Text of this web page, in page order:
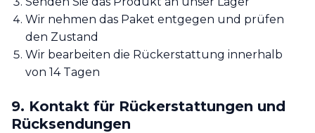
Wir nehmen das Paket entgegen und prüfen
den Zustand
Wir bearbeiten die Rückerstattung innerhalb
von 14 Tagen
9. Kontakt für Rückerstattungen und
Rücksendungen